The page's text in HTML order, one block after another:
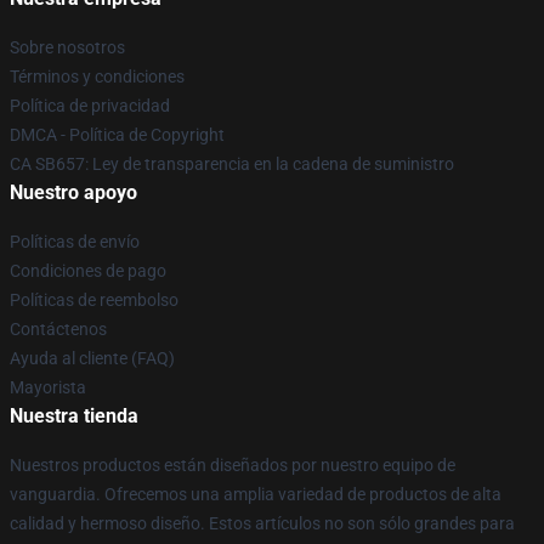
Sobre nosotros
Términos y condiciones
Política de privacidad
DMCA - Política de Copyright
CA SB657: Ley de transparencia en la cadena de suministro
Nuestro apoyo
Políticas de envío
Condiciones de pago
Políticas de reembolso
Contáctenos
Ayuda al cliente (FAQ)
Mayorista
Nuestra tienda
Nuestros productos están diseñados por nuestro equipo de
vanguardia. Ofrecemos una amplia variedad de productos de alta
calidad y hermoso diseño. Estos artículos no son sólo grandes para